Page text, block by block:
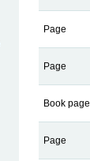
Page
Page
Book page
Page